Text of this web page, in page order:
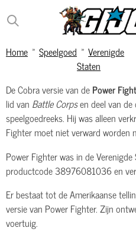
Ga
direct
de
Home » Speelgoed » Verenigde
Staten
De Cobra versie van dePower
lid van Battle Corpsen deel van de
speelgoedreeks. Hij was alleen
Fighter moet niet verward worden
Power Fighter was in de
productcode 38976081036 en
Er bestaat tot de Amerikaanse
versie van Power Fighter. Zijn
voertuig.